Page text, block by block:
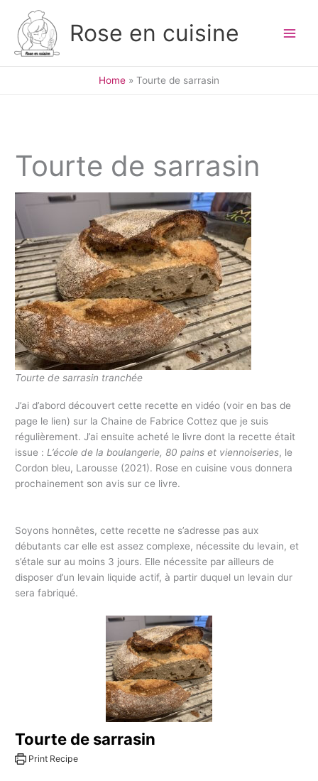
content
Rose en cuisine
Home Tourte de sarrasin
Tourte de sarrasin
Tourte de sarrasin tranchée
J’ai d’abord découvert cette recette en vidéo (voir en bas de
page le lien) sur la Chaine de Fabrice Cottez que je suis
régulièrement. J’ai ensuite acheté le livre dont la recette était
issue : L’école de la boulangerie, 80 pains et viennoiseries, le
Cordon bleu, Larousse (2021). Rose en cuisine vous donnera
prochainement son avis sur ce livre.
Soyons honnêtes, cette recette ne s’adresse pas aux
débutants car elle est assez complexe, nécessite du levain, et
s’étale sur au moins 3 jours. Elle nécessite par ailleurs de
disposer d’un levain liquide actif, à partir duquel un levain dur
sera fabriqué.
Tourte de sarrasin
Print Recipe